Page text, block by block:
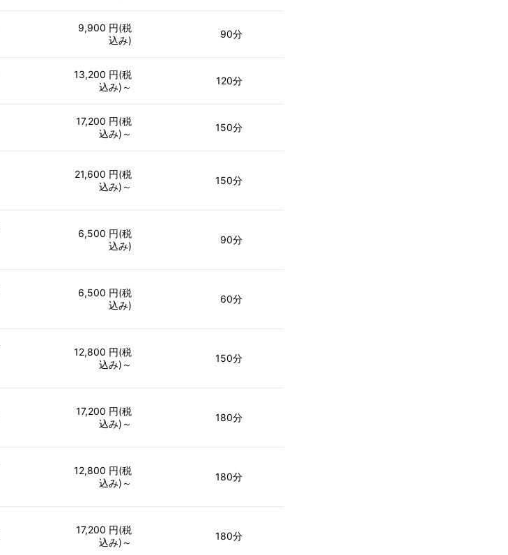
9,900 円(税
込み)
90分
13,200 円(税
込み)～
120分
17,200 円(税
込み)～
150分
21,600 円(税
込み)～
150分
6,500 円(税
込み)
90分
6,500 円(税
込み)
60分
12,800 円(税
込み)～
150分
17,200 円(税
込み)～
180分
12,800 円(税
込み)～
180分
17,200 円(税
込み)～
180分